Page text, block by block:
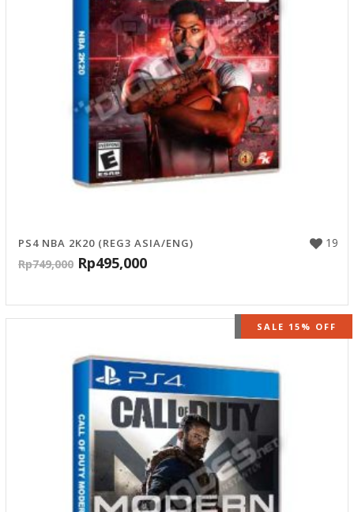
19
PS4 NBA 2K20 (REG3 ASIA/ENG)
Rp749,000 Rp495,000
OUT OF STOCK
SALE 15% OFF